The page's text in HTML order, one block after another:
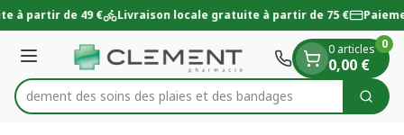
Aller au contenu
1 de 1
à partir de 49 € Livraison locale gratuite à partir de 75 €
Menu
Rechercher
rapidement des soins des plaies et des bandages
0 articles
0,00 €
0